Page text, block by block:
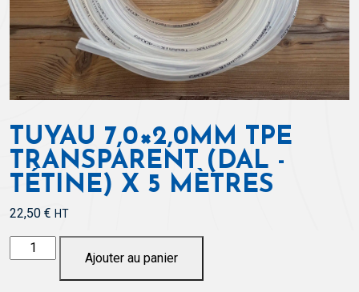
TUYAU 7,0×2,0MM TPE
TRANSPARENT (DAL -
TÉTINE) X 5 MÈTRES
22,50 € HT
quantité
de
Ajouter au panier